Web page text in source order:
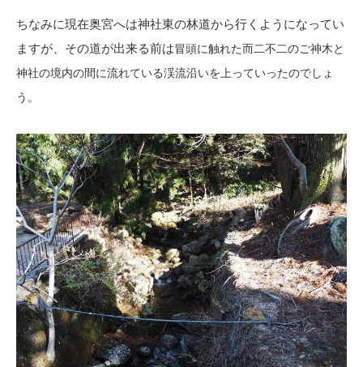
ちなみに現在奥宮へは神社東の林道から行くようになってい
ますが、その道が出来る前は冒頭に触れた而二不二のご神木と
神社の境内の間に流れている渓流沿いを上っていったのでしょ
う。